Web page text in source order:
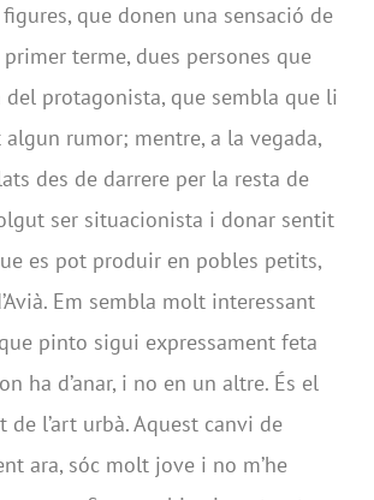
que donen una sensació de
terme, dues persones que
del protagonista, que sembla que li
rumor; mentre, a la vegada,
des de darrere per la resta de
ser situacionista i donar sentit
es pot produir en pobles petits,
Em sembla molt interessant
pinto sigui expressament feta
ha d’anar, i no en un altre. És el
de l’art urbà. Aquest canvi de
ara, sóc molt jove i no m’he